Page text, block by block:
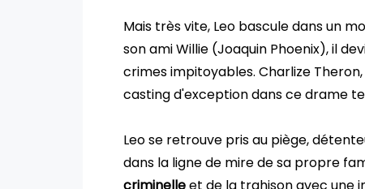
Mais très vite, Leo bascule dans un
son ami Willie (Joaquin Phoenix), il
crimes impitoyables. Charlize
casting d'exception dans ce drame
Leo se retrouve pris au piège,
dans la ligne de mire de sa propre
criminelleet de la trahison avec une